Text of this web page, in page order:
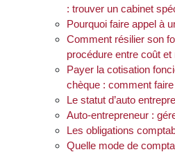
: trouver un cabinet
Pourquoi faire appel à
Comment résilier son
procédure entre coût
Payer la cotisation
chèque : comment
Le statut d’auto
Auto-entrepreneur :
Les obligations
Quelle mode de